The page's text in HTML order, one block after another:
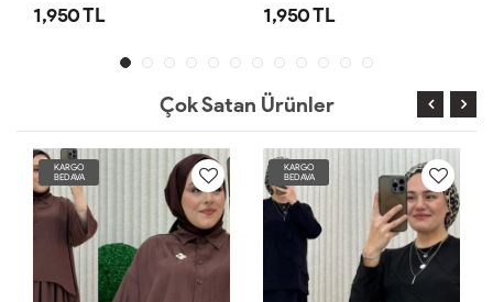
1,950 TL 1,950 TL
Çok Satan Ürünler
KARGO
BEDAVA
KARGO
BEDAVA